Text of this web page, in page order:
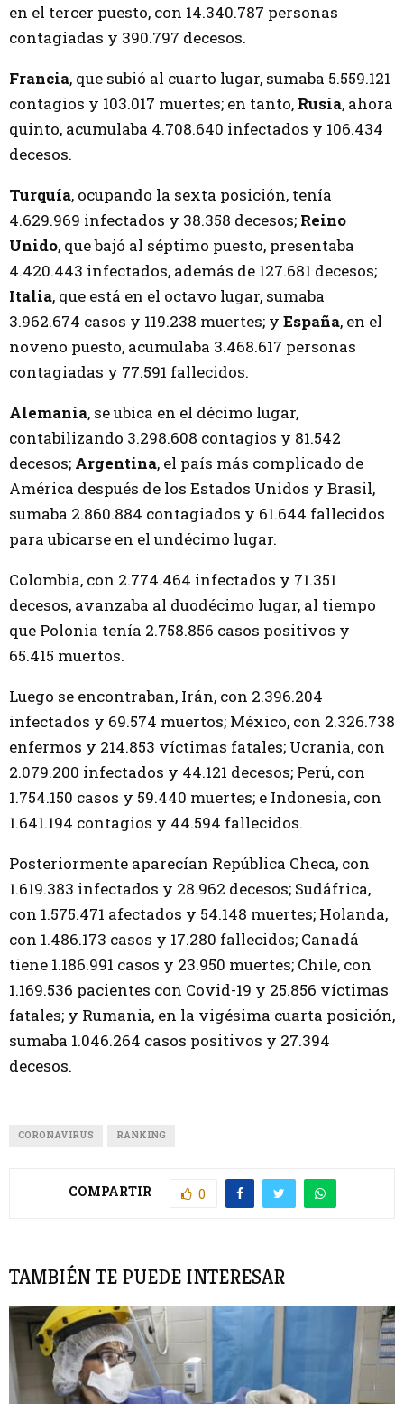
en el tercer puesto, con 14.340.787 personas
contagiadas y 390.797 decesos.
Francia, que subió al cuarto lugar, sumaba 5.559.121
contagios y 103.017 muertes; en tanto, Rusia, ahora
quinto, acumulaba 4.708.640 infectados y 106.434
decesos.
Turquía, ocupando la sexta posición, tenía
4.629.969 infectados y 38.358 decesos; Reino
Unido, que bajó al séptimo puesto, presentaba
4.420.443 infectados, además de 127.681 decesos;
Italia, que está en el octavo lugar, sumaba
3.962.674 casos y 119.238 muertes; y España, en el
noveno puesto, acumulaba 3.468.617 personas
contagiadas y 77.591 fallecidos.
Alemania, se ubica en el décimo lugar,
contabilizando 3.298.608 contagios y 81.542
decesos; Argentina, el país más complicado de
América después de los Estados Unidos y Brasil,
sumaba 2.860.884 contagiados y 61.644 fallecidos
para ubicarse en el undécimo lugar.
Colombia, con 2.774.464 infectados y 71.351
decesos, avanzaba al duodécimo lugar, al tiempo
que Polonia tenía 2.758.856 casos positivos y
65.415 muertos.
Luego se encontraban, Irán, con 2.396.204
infectados y 69.574 muertos; México, con 2.326.738
enfermos y 214.853 víctimas fatales; Ucrania, con
2.079.200 infectados y 44.121 decesos; Perú, con
1.754.150 casos y 59.440 muertes; e Indonesia, con
1.641.194 contagios y 44.594 fallecidos.
Posteriormente aparecían República Checa, con
1.619.383 infectados y 28.962 decesos; Sudáfrica,
con 1.575.471 afectados y 54.148 muertes; Holanda,
con 1.486.173 casos y 17.280 fallecidos; Canadá
tiene 1.186.991 casos y 23.950 muertes; Chile, con
1.169.536 pacientes con Covid-19 y 25.856 víctimas
fatales; y Rumania, en la vigésima cuarta posición,
sumaba 1.046.264 casos positivos y 27.394
decesos.
CORONAVIRUS RANKING
COMPARTIR 0
TAMBIÉN TE PUEDE INTERESAR